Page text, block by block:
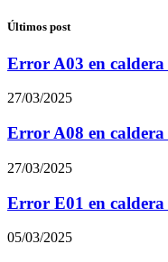
Últimos post
Error A03 en
27/03/2025
Error A08 en
27/03/2025
Error E01 en
05/03/2025